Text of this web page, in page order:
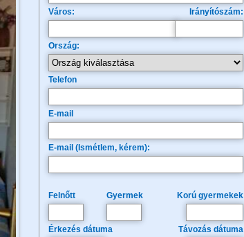
Város: Irányítószám:
Ország:
Telefon
E-mail
E-mail (Ismétlem, kérem):
Felnőtt Gyermek Korú gyermekek
Érkezés dátuma Távozás dátuma